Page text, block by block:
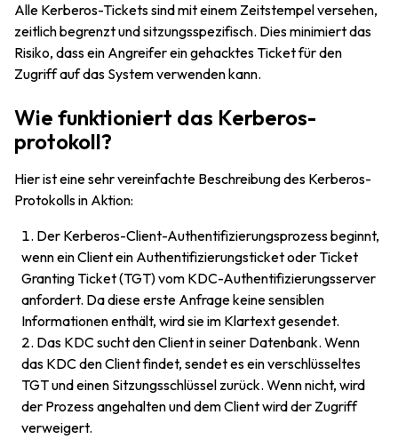
Alle Kerberos-Tickets sind mit einem Zeitstempel versehen,
zeitlich begrenzt und sitzungsspezifisch. Dies minimiert das
Risiko, dass ein Angreifer ein gehacktes Ticket für den
Zugriff auf das System verwenden kann.
Wie funktioniert das Kerberos-
protokoll?
Hier ist eine sehr vereinfachte Beschreibung des Kerberos-
Protokolls in Aktion:
Der Kerberos-Client-Authentifizierungsprozess beginnt,
wenn ein Client ein Authentifizierungsticket oder Ticket
Granting Ticket (TGT) vom KDC-Authentifizierungsserver
anfordert. Da diese erste Anfrage keine sensiblen
Informationen enthält, wird sie im Klartext gesendet.
Das KDC sucht den Client in seiner Datenbank. Wenn
das KDC den Client findet, sendet es ein verschlüsseltes
TGT und einen Sitzungsschlüssel zurück. Wenn nicht, wird
der Prozess angehalten und dem Client wird der Zugriff
verweigert.